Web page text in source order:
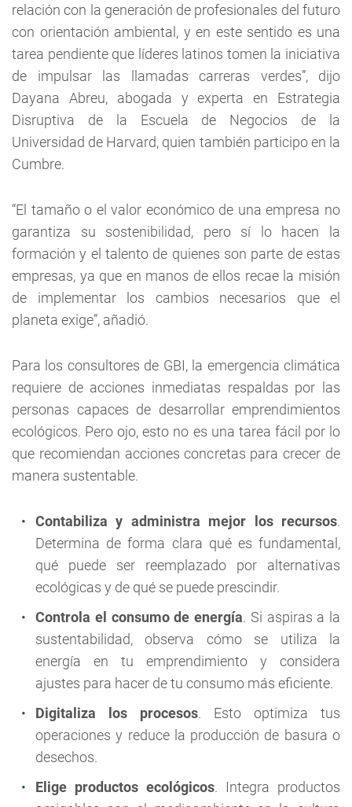
relación con la generación de profesionales del futuro
con orientación ambiental, y en este sentido es una
tarea pendiente que líderes latinos tomen la iniciativa
de impulsar las llamadas carreras verdes”, dijo
Dayana Abreu, abogada y experta en Estrategia
Disruptiva de la Escuela de Negocios de la
Universidad de Harvard, quien también participo en la
Cumbre.
“El tamaño o el valor económico de una empresa no
garantiza su sostenibilidad, pero sí lo hacen la
formación y el talento de quienes son parte de estas
empresas, ya que en manos de ellos recae la misión
de implementar los cambios necesarios que el
planeta exige”, añadió.
Para los consultores de GBI, la emergencia climática
requiere de acciones inmediatas respaldas por las
personas capaces de desarrollar emprendimientos
ecológicos. Pero ojo, esto no es una tarea fácil por lo
que recomiendan acciones concretas para crecer de
manera sustentable.
Contabiliza y administra mejor los recursos.
Determina de forma clara qué es fundamental,
qué puede ser reemplazado por alternativas
ecológicas y de qué se puede prescindir.
Controla el consumo de energía. Si aspiras a la
sustentabilidad, observa cómo se utiliza la
energía en tu emprendimiento y considera
ajustes para hacer de tu consumo más eficiente.
Digitaliza los procesos. Esto optimiza tus
operaciones y reduce la producción de basura o
desechos.
Elige productos ecológicos. Integra productos